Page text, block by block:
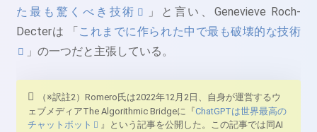
た最も驚くべき技術
」と言い、Genevieve Roch-
Decterは 「 これまでに作られた中で最も破壊的な技術
」の一つだと主張している。
（※訳註2）Romero氏は2022年12月2日、自身が運営するウ
ェブメディアThe Algorithmic Bridgeに『ChatGPTは世界最高の
チャットボット
』という記事を公開した。この記事では同AI